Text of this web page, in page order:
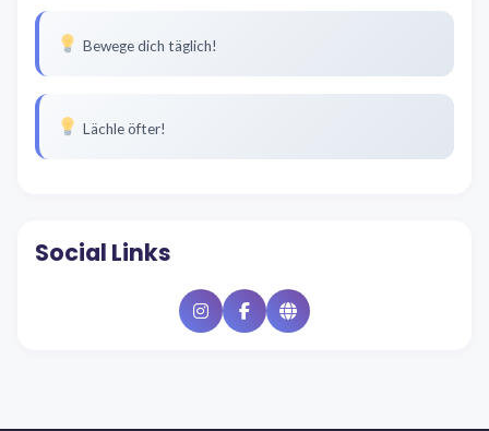
Bewege dich täglich!
Lächle öfter!
Social Links
InstagramFacebookWebsite